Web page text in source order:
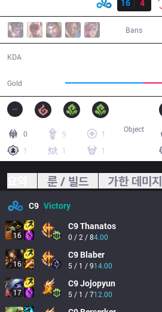
16
4
Bans
KDA
Gold
0 9
1
1
1 1
Object
룬 / 빌드 가한 데미지
C9 Victory
16
C9Thanatos
0 / 2 / 84.00
16
C9 Blaber
5 / 1 / 914.00
17
C9Jojopyun
5 / 1 / 712.00